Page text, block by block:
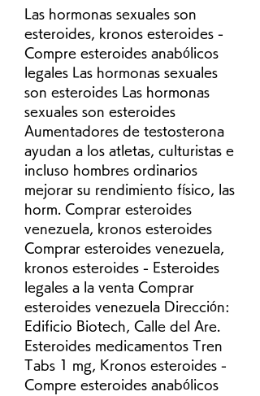
Las hormonas sexuales son
esteroides, kronos esteroides -
Compre esteroides anabólicos
legales Las hormonas sexuales
son esteroides Las hormonas
sexuales son esteroides
Aumentadores de testosterona
ayudan a los atletas, culturistas e
incluso hombres ordinarios
mejorar su rendimiento físico, las
horm. Comprar esteroides
venezuela, kronos esteroides
Comprar esteroides venezuela,
kronos esteroides - Esteroides
legales a la venta Comprar
esteroides venezuela Dirección:
Edificio Biotech, Calle del Are.
Esteroides medicamentos Tren
Tabs 1 mg, Kronos esteroides -
Compre esteroides anabólicos